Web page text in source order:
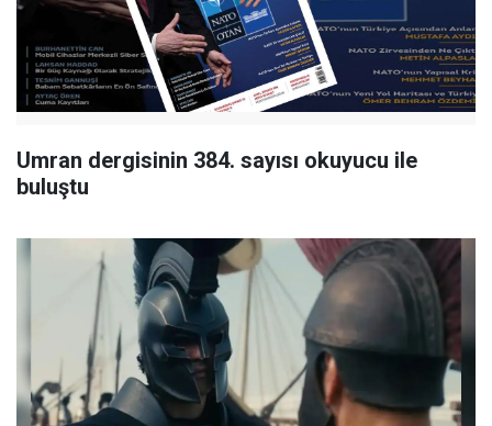
Umran dergisinin 384. sayısı okuyucu ile
buluştu